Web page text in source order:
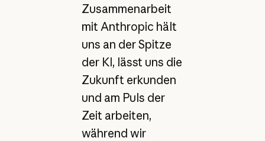
Zusammenarbeit
mit Anthropic hält
uns an der Spitze
der KI, lässt uns die
Zukunft erkunden
und am Puls der
Zeit arbeiten,
während wir